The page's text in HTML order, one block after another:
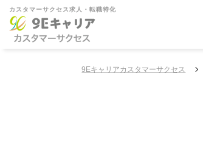
カスタマーサクセス求人・転職特化
9Eキャリアカスタマーサクセス